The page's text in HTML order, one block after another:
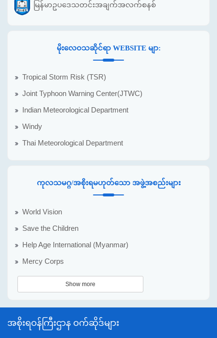
မြန်မာဥပဒေသတင်းအချက်အလက်စနစ်
မိုးလေဝသဆိုင်ရာ WEBSITE မျာ:
Tropical Storm Risk (TSR)
Joint Typhoon Warning Center(JTWC)
Indian Meteorological Department
Windy
Thai Meteorological Department
ကုလသမဂ္ဂ/အစိုးရမဟုတ်သော အဖွဲ့အစည်းများ
World Vision
Save the Children
Help Age International (Myanmar)
Mercy Corps
Show more
အစိုးရဝန်ကြီးဌာန ဝက်ဆိုဒ်များ